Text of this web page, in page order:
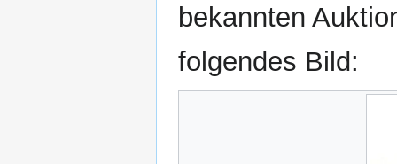
bekannten
folgendes Bild: